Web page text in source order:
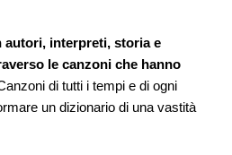
autori, interpreti, storia e
le canzoni che hanno
di tutti i tempi e di ogni
un dizionario di una vastità